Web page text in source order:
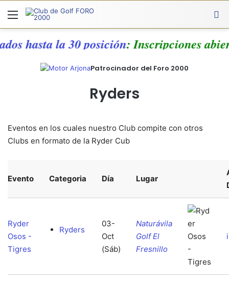
Menú
hasta la 30 posición: Inscripciones
Patrocinador del Foro 2000
Ryders
Eventos en los cuales nuestro Club compite con otros
Clubs en formato de la Ryder Cub
Evento Categoria Día Lugar
Ryder
Osos -
Tigres
Ryders
03-
Oct
(Sáb)
Naturávila
Golf El
Fresnillo